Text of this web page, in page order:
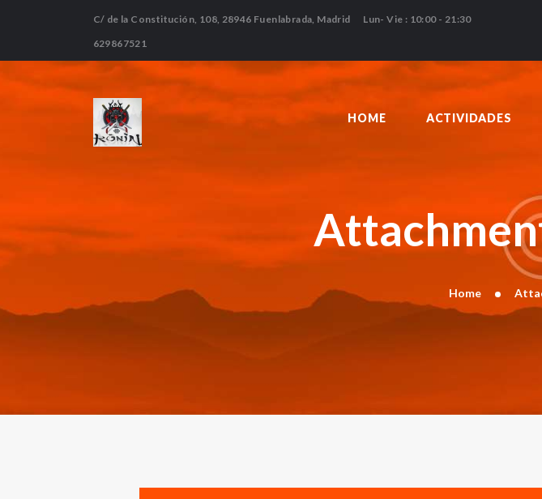
C/ de la Constitución, 108, 28946 Fuenlabrada, Madrid Lun- Vie : 10:00 - 21:30
629867521
HOME ACTIVIDADES
Home
HOME
HORARIO
PRECIOS